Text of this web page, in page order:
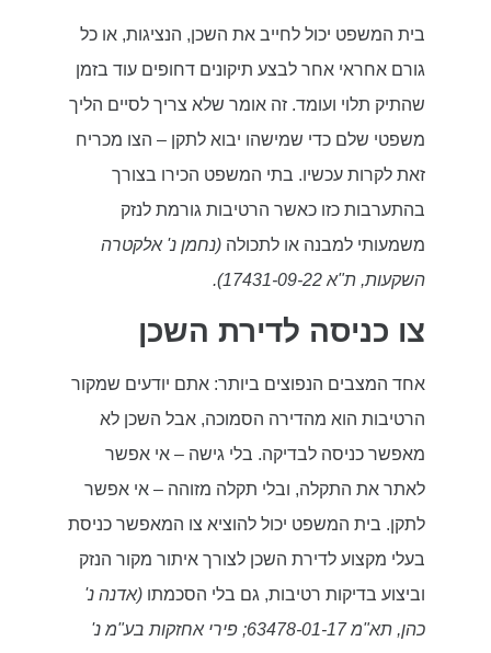
בית המשפט יכול לחייב את השכן, הנציגות, או כל
גורם אחראי אחר לבצע תיקונים דחופים עוד בזמן
שהתיק תלוי ועומד. זה אומר שלא צריך לסיים הליך
משפטי שלם כדי שמישהו יבוא לתקן – הצו מכריח
זאת לקרות עכשיו. בתי המשפט הכירו בצורך
בהתערבות כזו כאשר הרטיבות גורמת לנזק
משמעותי למבנה או לתכולה (נחמן נ' אלקטרה
השקעות, ת"א 17431-09-22).
צו כניסה לדירת השכן
אחד המצבים הנפוצים ביותר: אתם יודעים שמקור
הרטיבות הוא מהדירה הסמוכה, אבל השכן לא
מאפשר כניסה לבדיקה. בלי גישה – אי אפשר
לאתר את התקלה, ובלי תקלה מזוהה – אי אפשר
לתקן. בית המשפט יכול להוציא צו המאפשר כניסת
בעלי מקצוע לדירת השכן לצורך איתור מקור הנזק
וביצוע בדיקות רטיבות, גם בלי הסכמתו (אדנה נ'
כהן, תא"מ 63478-01-17; פירי אחזקות בע"מ נ'